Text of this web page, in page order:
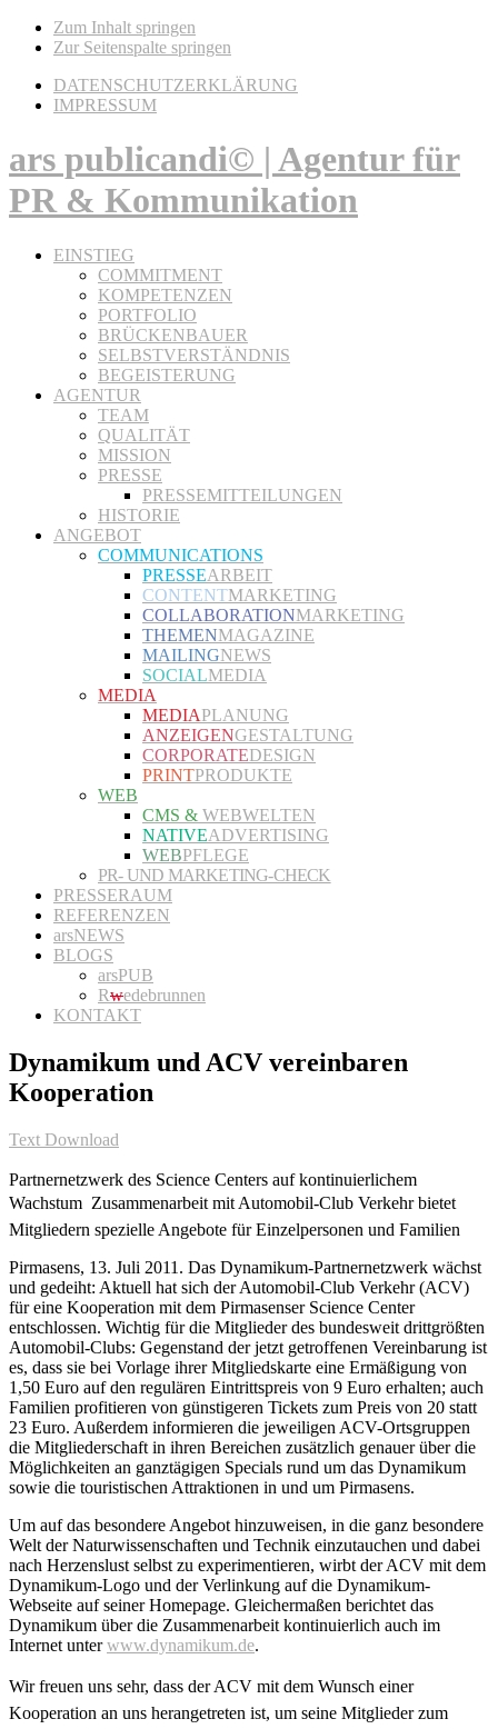
Zum Inhalt springen
Zur Seitenspalte springen
DATENSCHUTZERKLÄRUNG
IMPRESSUM
ars publicandi© | Agentur für
PR & Kommunikation
EINSTIEG
COMMITMENT
KOMPETENZEN
PORTFOLIO
BRÜCKENBAUER
SELBSTVERSTÄNDNIS
BEGEISTERUNG
AGENTUR
TEAM
QUALITÄT
MISSION
PRESSE
PRESSEMITTEILUNGEN
HISTORIE
ANGEBOT
COMMUNICATIONS
PRESSEARBEIT
CONTENTMARKETING
COLLABORATIONMARKETING
THEMENMAGAZINE
MAILINGNEWS
SOCIALMEDIA
MEDIA
MEDIAPLANUNG
ANZEIGENGESTALTUNG
CORPORATEDESIGN
PRINTPRODUKTE
WEB
CMS & WEBWELTEN
NATIVEADVERTISING
WEBPFLEGE
PR- UND MARKETING-CHECK
PRESSERAUM
REFERENZEN
arsNEWS
BLOGS
arsPUB
Rwedebrunnen
KONTAKT
Dynamikum und ACV vereinbaren
Kooperation
Text Download
Partnernetzwerk des Science Centers auf kontinuierlichem
Wachstum  Zusammenarbeit mit Automobil-Club Verkehr bietet
Mitgliedern spezielle Angebote für Einzelpersonen und Familien
Pirmasens, 13. Juli 2011. Das Dynamikum-Partnernetzwerk wächst
und gedeiht: Aktuell hat sich der Automobil-Club Verkehr (ACV)
für eine Kooperation mit dem Pirmasenser Science Center
entschlossen. Wichtig für die Mitglieder des bundesweit drittgrößten
Automobil-Clubs: Gegenstand der jetzt getroffenen Vereinbarung ist
es, dass sie bei Vorlage ihrer Mitgliedskarte eine Ermäßigung von
1,50 Euro auf den regulären Eintrittspreis von 9 Euro erhalten; auch
Familien profitieren von günstigeren Tickets zum Preis von 20 statt
23 Euro. Außerdem informieren die jeweiligen ACV-Ortsgruppen
die Mitgliederschaft in ihren Bereichen zusätzlich genauer über die
Möglichkeiten an ganztägigen Specials rund um das Dynamikum
sowie die touristischen Attraktionen in und um Pirmasens.
Um auf das besondere Angebot hinzuweisen, in die ganz besondere
Welt der Naturwissenschaften und Technik einzutauchen und dabei
nach Herzenslust selbst zu experimentieren, wirbt der ACV mit dem
Dynamikum-Logo und der Verlinkung auf die Dynamikum-
Webseite auf seiner Homepage. Gleichermaßen berichtet das
Dynamikum über die Zusammenarbeit kontinuierlich auch im
Internet unterwww.dynamikum.de.
Wir freuen uns sehr, dass der ACV mit dem Wunsch einer
Kooperation an uns herangetreten ist, um seine Mitglieder zum